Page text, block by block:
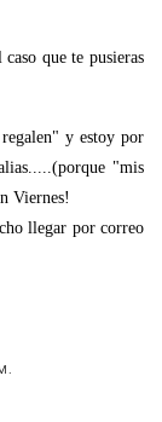
que te pusieras
y estoy por
"mis
Viernes!
llegar por correo